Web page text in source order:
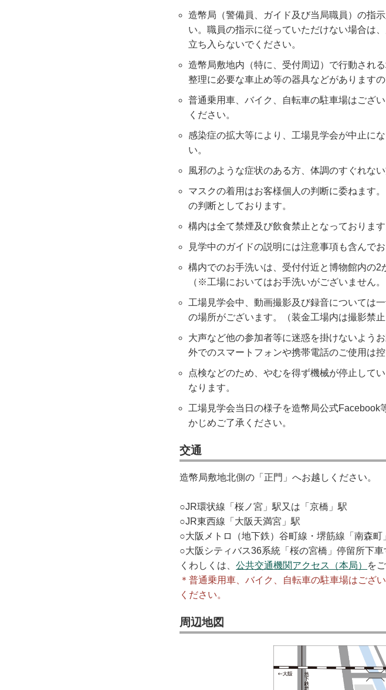
造幣局（警備員、ガイド及び当局職員）の指
い。職員の指示に従っていただけない場合は
立ち入らないでください。
造幣局敷地内（特に、受付周辺）で行動され
整理に必要な車止め等の器具などがあります
普通乗用車、バイク、自転車の駐車場はござ
ください。
感染症の拡大等により、工場見学会が中止に
い。
風邪のような症状のある方、体調のすぐれな
マスクの着用はお客様個人の判断に委ねます
の判断としております。
構内は全て禁煙及び飲食禁止となっております
見学中のガイドの説明には注意事項も含んで
構内でのお手洗いは、受付付近と博物館内の2
（※工場においてはお手洗いがございません。
工場見学会中、動画撮影及び録音については
の場所がございます。（装金工場内は撮影禁止
大声など他の参加者等に迷惑を掛けないよう
外でのスマートフォンや携帯電話のご使用は控
点検などのため、やむを得ず機械が停止して
なります。
工場見学会当日の様子を造幣局公式Facebook
かじめご了承ください。
交通
造幣局敷地北側の「正門」へお越しください。
○JR環状線「桜ノ宮」駅又は「京橋」駅
○JR東西線「大阪天満宮」駅
○大阪メトロ（地下鉄）谷町線・堺筋線「南森町
○大阪シティバス36系統「桜の宮橋」停留所下車
くわしくは、公共交通機関アクセス（本局）
を
＊普通乗用車、バイク、自転車の駐車場はござ
ください。
周辺地図